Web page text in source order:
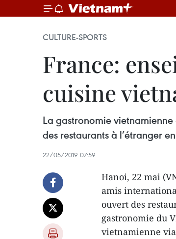
CULTURE-SPORTS
France:
cuisine
La gastronomie
des restaurants à l’étranger
22/05/2019 07:59
Hanoi, 22 mai
amis
ouvert des
gastronomie du
vietnamienne